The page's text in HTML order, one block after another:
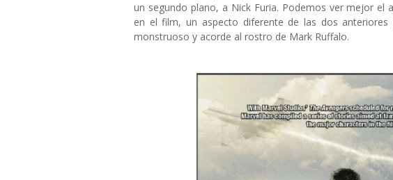
un segundo plano, a Nick Furia. Podemos ver mejor el
en el film, un aspecto diferente de las dos anteriores
monstruoso y acorde al rostro de Mark Ruffalo.